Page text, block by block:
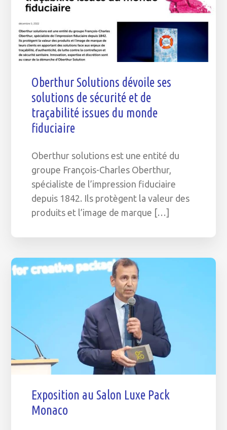
Oberthur Solutions dévoile ses
solutions de sécurité et de
traçabilité issues du monde
fiduciaire
Oberthur solutions est une entité du
groupe François-Charles Oberthur,
spécialiste de l’impression fiduciaire
depuis 1842. Ils protègent la valeur des
produits et l’image de marque […]
Exposition au Salon Luxe Pack
Monaco